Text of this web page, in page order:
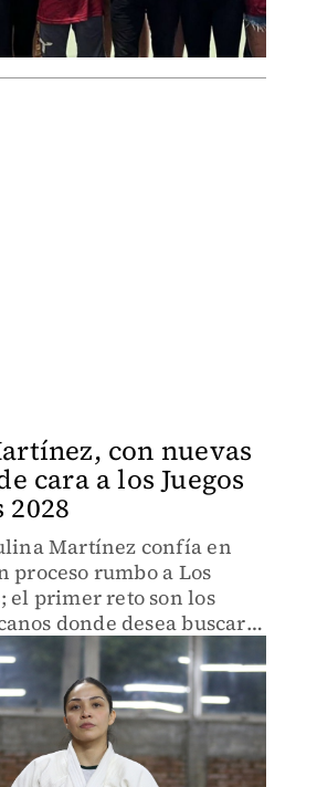
con nuevas
cara a los Juegos
Martínez confía en
proceso rumbo a Los
el primer reto son los
donde desea buscar